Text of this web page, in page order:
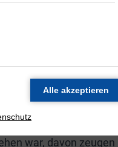
(Oder) als Opus 1307
galt das Instrument
in den
war, davon zeugen